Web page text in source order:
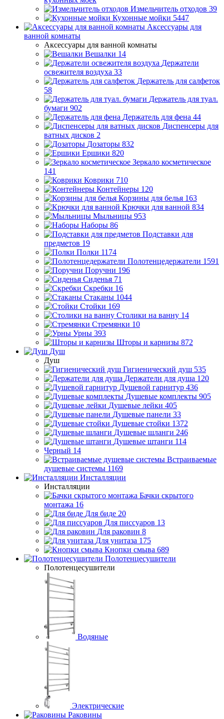
Измельчитель отходов 39
Кухонные мойки 5447
Аксессуары для
ванной комнаты
Аксессуары для ванной комнаты
Вешалки 14
Держатели
освежителя воздуха 33
Держатель для салфеток
58
Держатель для туал.
бумаги 902
Держатель для фена 44
Диспенсеры для
ватных дисков 2
Дозаторы 832
Ершики 820
Зеркало косметическое
141
Коврики 710
Контейнеры 120
Корзины для белья 163
Крючки для ванной 834
Мыльницы 953
Наборы 86
Подставки для
предметов 19
Полки 1174
Полотенцедержатели 1591
Поручни 196
Сиденья 71
Скребки 16
Стаканы 1044
Стойки 169
Столики на ванну 14
Стремянки 10
Урны 393
Шторы и карнизы 872
Душ
Душ
Гигиенический душ 535
Держатели для душа 120
Душевой гарнитур 436
Душевые комплекты 905
Душевые лейки 405
Душевые панели 33
Душевые стойки 1372
Душевые шланги 246
Душевые штанги 114
Черный 14
Встраиваемые
душевые системы 1169
Инсталляции
Инсталляции
Бачки скрытого
монтажа 16
Для биде 20
Для писсуаров 13
Для раковин 8
Для унитаза 175
Кнопки смыва 689
Полотенцесушители
Полотенцесушители
Водяные
Электрические
Раковины